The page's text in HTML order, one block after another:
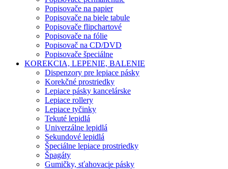
Popisovače na papier
Popisovače na biele tabule
Popisovače flipchartové
Popisovače na fólie
Popisovač na CD/DVD
Popisovače špeciálne
KOREKCIA, LEPENIE, BALENIE
Dispenzory pre lepiace pásky
Korekčné prostriedky
Lepiace pásky kancelárske
Lepiace rollery
Lepiace tyčinky
Tekuté lepidlá
Univerzálne lepidlá
Sekundové lepidlá
Špeciálne lepiace prostriedky
Špagáty
Gumičky, sťahovacie pásky